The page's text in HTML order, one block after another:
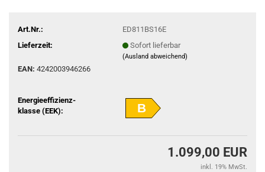
Art.Nr.:
ED811BS16E
Lieferzeit:
Sofort lieferbar
(Ausland abweichend)
EAN: 4242003946266
Energieeffizienz-
klasse (EEK):
B
1.099,00 EUR
inkl. 19% MwSt.